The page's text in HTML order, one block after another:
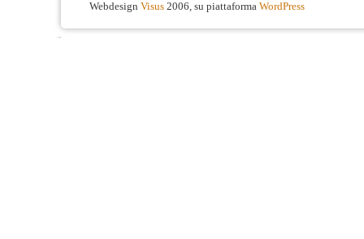
Webdesign Visus 2006, su piattaforma WordPress